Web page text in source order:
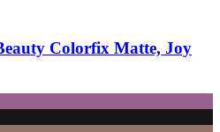
Colorfix Matte, Joy